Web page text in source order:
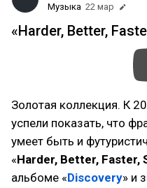
Музыка 22 мар
«Harder, Better,
Золотая коллекция. К
успели показать, что
умеет быть и
«Harder, Better, Faster,
альбоме «Discovery» и